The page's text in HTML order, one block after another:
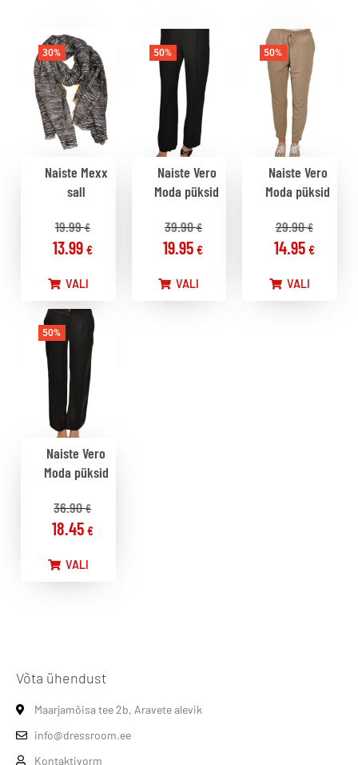
30%
Naiste Mexx
sall
19.99€
13.99 €
VALI
50%
Naiste Vero
Moda püksid
39.90€
19.95€
VALI
50%
Naiste Vero
Moda püksid
29.90€
14.95 €
VALI
50%
Naiste Vero
Moda püksid
36.90€
18.45 €
VALI
Võta ühendust
Maarjamõisa tee 2b, Aravete alevik
info@dressroom.ee
Kontaktivorm